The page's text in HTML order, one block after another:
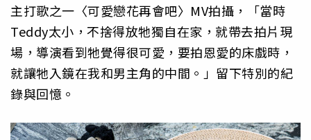
主打歌之一〈可愛戀花再會吧〉MV拍攝，「當時
Teddy太小，不捨得放牠獨自在家，就帶去拍片現
場，導演看到牠覺得很可愛，要拍恩愛的床戲時，
就讓牠入鏡在我和男主角的中間。」留下特別的紀
錄與回憶。